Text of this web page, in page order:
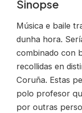
Sinopse
Música e baile
dunha hora.
combinado con
recollidas en
Coruña. Estas
polo profesor
por outras